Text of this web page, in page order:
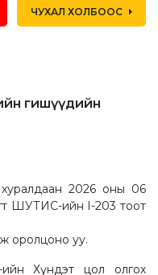
ЧУХАЛ ХОЛБООС
гишүүдийн
2026 оны 06
ШУТИС-ийн I-203 тоот
оролцоно уу.
Хүндэт цол олгох